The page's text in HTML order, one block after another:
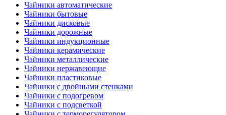
Чайники автоматические
Чайники бытовые
Чайники дисковые
Чайники дорожные
Чайники индукционные
Чайники керамические
Чайники металлические
Чайники нержавеющие
Чайники пластиковые
Чайники с двойными стенками
Чайники с подогревом
Чайники с подсветкой